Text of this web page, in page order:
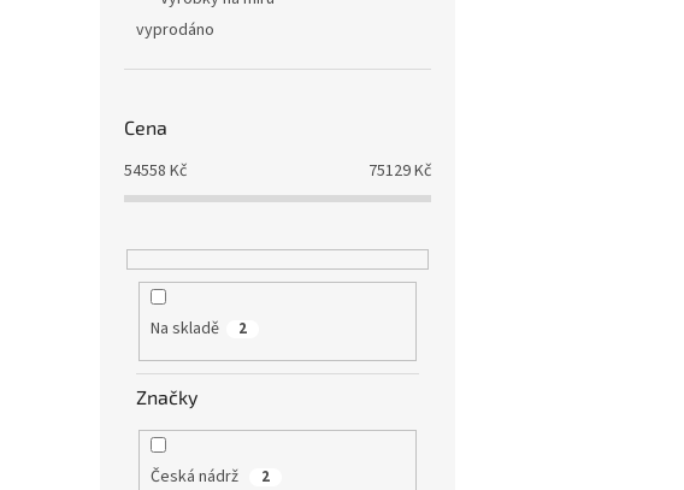
vyprodáno
Cena
54558 Kč 75129Kč
Na skladě 2
Značky
Česká nádrž 2